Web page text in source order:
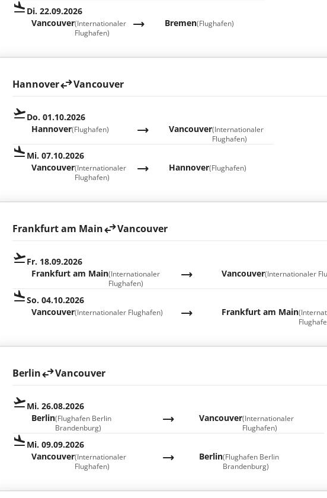
Di. 22.09.2026
Bremen(Flughafen)
Vancouver(Internationaler
Flughafen)
Hannover Vancouver
Do. 01.10.2026
Hannover(Flughafen) Vancouver(Internationaler
Flughafen)
Mi. 07.10.2026
Hannover(Flughafen)
Vancouver(Internationaler
Flughafen)
Frankfurt am Main Vancouver
Fr. 18.09.2026
Frankfurt am Main(Internationaler
Flughafen)
Vancouver(Internationaler
So. 04.10.2026
Frankfurt am Main
Vancouver(Internationaler Flughafen)
Berlin Vancouver
Mi. 26.08.2026
Berlin(Flughafen Berlin
Brandenburg)
Vancouver(Internationaler
Flughafen)
Mi. 09.09.2026
Berlin(Flughafen Berlin
Brandenburg)
Vancouver(Internationaler
Flughafen)